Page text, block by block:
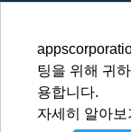
팅을 위해 귀
용합니다.
자세히 알아보